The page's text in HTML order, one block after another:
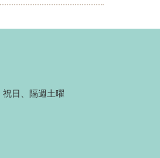
祝日、隔週土曜